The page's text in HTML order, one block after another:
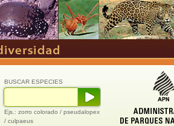
BUSCAR ESPECIES
Ejs.: zorro colorado / pseudalopex
/ culpaeus